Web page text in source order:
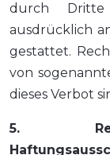
durch
ausdrücklich
gestattet.
von
dieses Verbot
5.